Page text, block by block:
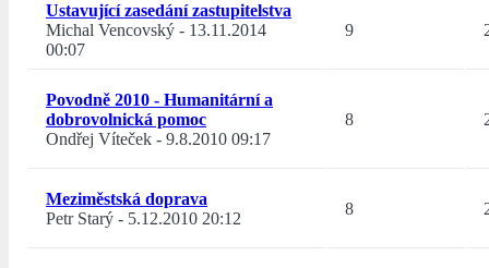
Ustavující zasedání zastupitelstva
Michal Vencovský - 13.11.2014
00:07
9
Povodně 2010 - Humanitární a
dobrovolnická pomoc
Ondřej Víteček - 9.8.2010 09:17
8
Meziměstská doprava
Petr Starý - 5.12.2010 20:12
8